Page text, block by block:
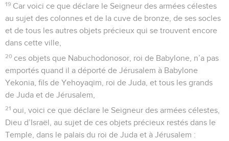
19 Car voici ce que déclare le Seigneur des armées célestes
au sujet des colonnes et de la cuve de bronze, de ses socles
et de tous les autres objets précieux qui se trouvent encore
dans cette ville,
20 ces objets que Nabuchodonosor, roi de Babylone, n’a pas
emportés quand il a déporté de Jérusalem à Babylone
Yekonia, fils de Yehoyaqim, roi de Juda, et tous les grands
de Juda et de Jérusalem,
21 oui, voici ce que déclare le Seigneur des armées célestes,
Dieu d’Israël, au sujet de ces objets précieux restés dans le
Temple, dans le palais du roi de Juda et à Jérusalem :